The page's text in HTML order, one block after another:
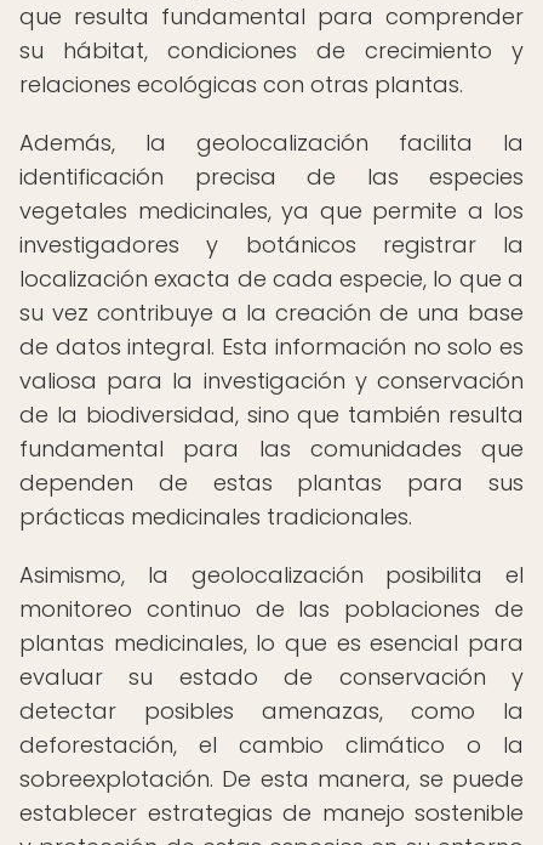
que resulta fundamental para comprender
su hábitat, condiciones de crecimiento y
relaciones ecológicas con otras plantas.
Además, la geolocalización facilita la
identificación precisa de las especies
vegetales medicinales, ya que permite a los
investigadores y botánicos registrar la
localización exacta de cada especie, lo que a
su vez contribuye a la creación de una base
de datos integral. Esta información no solo es
valiosa para la investigación y conservación
de la biodiversidad, sino que también resulta
fundamental para las comunidades que
dependen de estas plantas para sus
prácticas medicinales tradicionales.
Asimismo, la geolocalización posibilita el
monitoreo continuo de las poblaciones de
plantas medicinales, lo que es esencial para
evaluar su estado de conservación y
detectar posibles amenazas, como la
deforestación, el cambio climático o la
sobreexplotación. De esta manera, se puede
establecer estrategias de manejo sostenible